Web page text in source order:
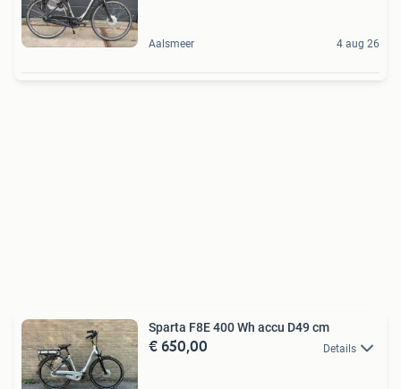
Aalsmeer 4 aug 26
Sparta F8E 400 Wh accu D49 cm
€ 650,00 Details